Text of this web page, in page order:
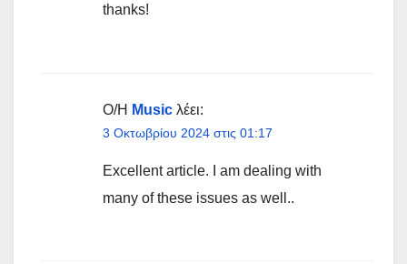
thanks!
Ο/Η Music λέει:
3 Οκτωβρίου 2024 στις 01:17
Excellent article. I am dealing with
many of these issues as well..